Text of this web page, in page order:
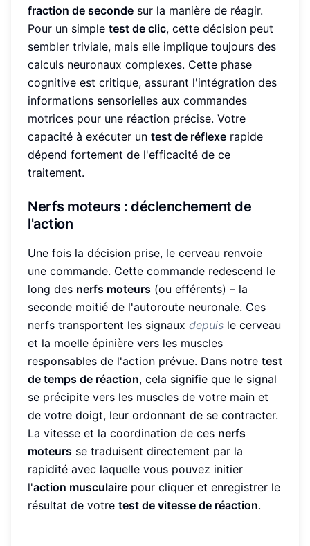
fraction de seconde sur la manière de réagir.
Pour un simple test de clic, cette décision peut
sembler triviale, mais elle implique toujours des
calculs neuronaux complexes. Cette phase
cognitive est critique, assurant l'intégration des
informations sensorielles aux commandes
motrices pour une réaction précise. Votre
capacité à exécuter un test de réflexe rapide
dépend fortement de l'efficacité de ce
traitement.
Nerfs moteurs : déclenchement de
l'action
Une fois la décision prise, le cerveau renvoie
une commande. Cette commande redescend le
long des nerfs moteurs (ou efférents) – la
seconde moitié de l'autoroute neuronale. Ces
nerfs transportent les signaux depuis le cerveau
et la moelle épinière vers les muscles
responsables de l'action prévue. Dans notre test
de temps de réaction, cela signifie que le signal
se précipite vers les muscles de votre main et
de votre doigt, leur ordonnant de se contracter.
La vitesse et la coordination de ces nerfs
moteurs se traduisent directement par la
rapidité avec laquelle vous pouvez initier
l'action musculaire pour cliquer et enregistrer le
résultat de votre test de vitesse de réaction.